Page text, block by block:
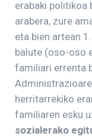
erabaki politikoa
arabera, zure
eta bien artean
balute (oso-oso
familiari errenta
herritarrekiko
familiaren esku
sozialerako